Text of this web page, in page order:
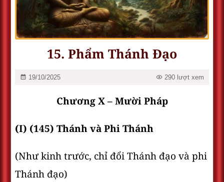
15. Phẩm Thánh Ðạo
19/10/2025 290 lượt xem
Chương X – Mười Pháp
(I) (145) Thánh và Phi Thánh
(Như kinh trước, chỉ đổi Thánh đạo và phi
Thánh đạo)